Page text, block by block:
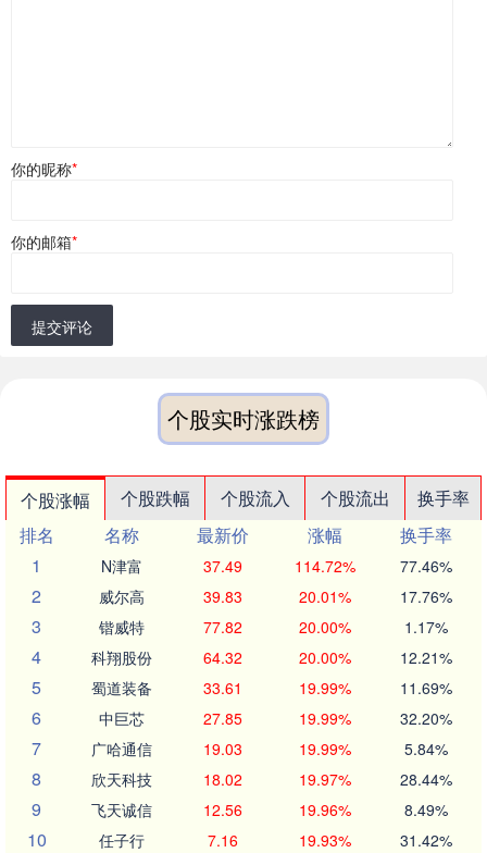
你的昵称*
你的邮箱*
提交评论
个股实时涨跌榜
个股涨幅 个股跌幅 个股流入 个股流出
换手率
排名
名称 最新价 涨幅
换手率
1
N津富 37.49 114.72% 77.46%
2 威尔高 39.83 20.01% 17.76%
3 锴威特 77.82 20.00% 1.17%
4 科翔股份 64.32 20.00% 12.21%
5 蜀道装备 33.61 19.99% 11.69%
6 中巨芯 27.85 19.99% 32.20%
7 广哈通信 19.03 19.99% 5.84%
8 欣天科技 18.02 19.97% 28.44%
9 飞天诚信 12.56 19.96% 8.49%
10 任子行 7.16 19.93% 31.42%